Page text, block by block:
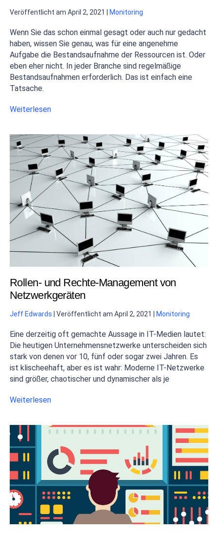
Veröffentlicht am April 2, 2021 Monitoring
Wenn Sie das schon einmal gesagt oder auch nur gedacht
haben, wissen Sie genau, was für eine angenehme
Aufgabe die Bestandsaufnahme der Ressourcen ist. Oder
eben eher nicht. In jeder Branche sind regelmäßige
Bestandsaufnahmen erforderlich. Das ist einfach eine
Tatsache.
Weiterlesen
Rollen- und Rechte-Management von
Netzwerkgeräten
Jeff Edwards Veröffentlicht am April 2, 2021 Monitoring
Eine derzeitig oft gemachte Aussage in IT-Medien lautet:
Die heutigen Unternehmensnetzwerke unterscheiden sich
stark von denen vor 10, fünf oder sogar zwei Jahren. Es
ist klischeehaft, aber es ist wahr: Moderne IT-Netzwerke
sind größer, chaotischer und dynamischer als je
Weiterlesen